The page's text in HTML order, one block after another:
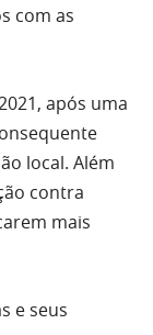
com as
após uma
local. Além
contra
mais
e seus